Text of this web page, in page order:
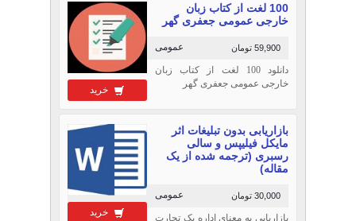
خرید
100 لغت از کتاب زبان
خارجی عمومی جعفری گهر
عمومی 59,900 تومان
دانلود 100 لغت از کتاب زبان
خارجی عمومی جعفری گهر
خرید
بازاریابی بدون تبلیغات اثر
مایکل فیلیپس و سالی
رسبری (ترجمه شده از یک
مقاله)
عمومی 30,000 تومان
بازاریابی به معنای اداره یک تجارت